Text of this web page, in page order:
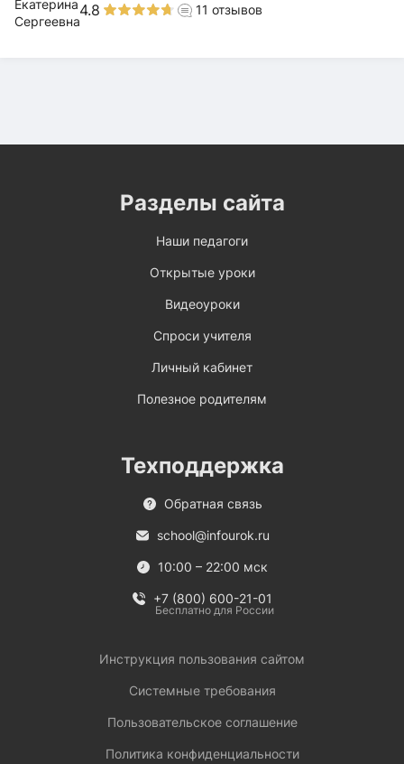
4.8 11 отзывов
Разделы сайта
Наши педагоги
Открытые уроки
Видеоуроки
Спроси учителя
Личный кабинет
Полезное родителям
Техподдержка
Обратная связь
school@infourok.ru
10:00 – 22:00 мск
+7 (800) 600-21-01
Бесплатно для России
Инструкция пользования сайтом
Системные требования
Пользовательское соглашение
Политика конфиденциальности